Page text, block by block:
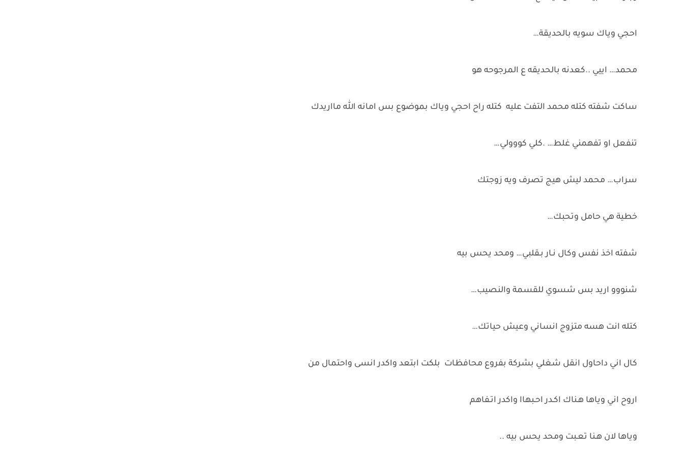
احجي وياك سويه بالحديقة…
محمد… اييي ..كعدنه بالحديقه ع المرجوحه هو
ساكت شفته كتله محمد التفت عليه كتله راح احجي وياك بموضوع بس امانه الله مااريدك
تنفعل او تفهمني غلط… .كلي كووولي…
سراب… محمد ليش هيج تصرف ويه زوجتك
خطية هي حامل وتحبك…
شفته اخذ نفس وكال نـار بـقلبي… ومحد يحس بيه
شنووو اريد بس شسوي للقسمة والنصيب…
كتله انت هسه متزوج انساني وعيش حياتك…
كال اني داحاول انقل شغلي بشركة بفروع محافظات بلكت ابتعد واكدر انسى واحتمال من
اروح اني وياها هـناك اكـدر احـبهاا واكدر اتـفاهم
وياها لان هـنا تعـبت ومحد يحس بيه ..